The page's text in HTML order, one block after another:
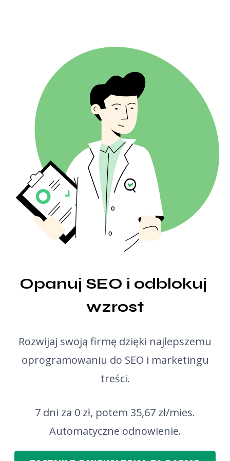
Opanuj SEO i odblokuj
wzrost
Rozwijaj swoją firmę dzięki najlepszemu
oprogramowaniu do SEO i marketingu
treści.
7 dni za 0 zł, potem 35,67 zł/mies.
Automatyczne odnowienie.